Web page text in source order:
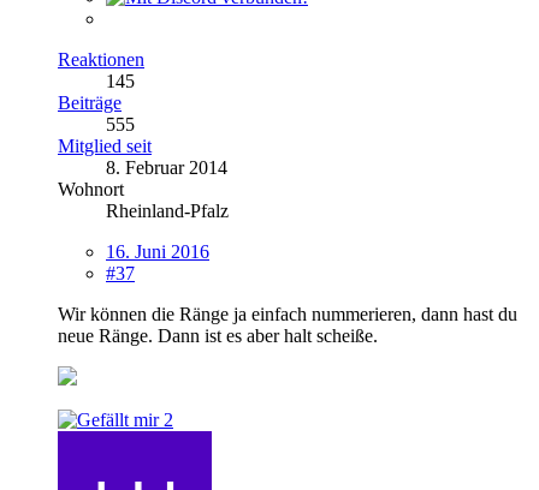
Reaktionen
145
Beiträge
555
Mitglied seit
8. Februar 2014
Wohnort
Rheinland-Pfalz
16. Juni 2016
#37
Wir können die Ränge ja einfach nummerieren, dann hast du
neue Ränge. Dann ist es aber halt scheiße.
2